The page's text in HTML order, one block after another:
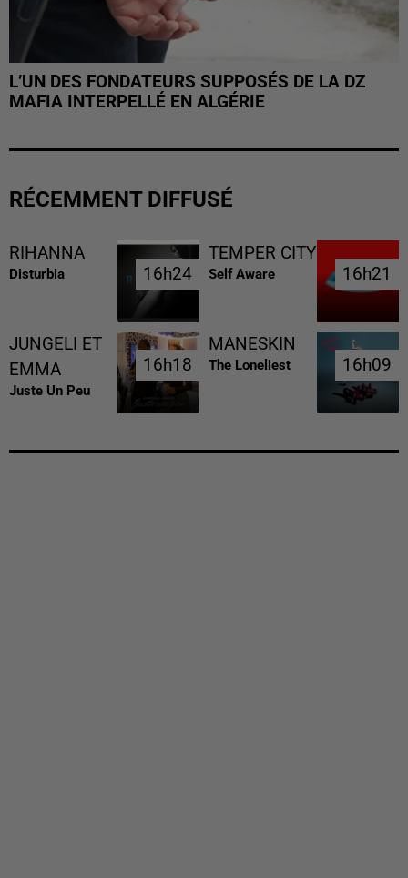
L’UN DES FONDATEURS SUPPOSÉS DE LA DZ
MAFIA INTERPELLÉ EN ALGÉRIE
RÉCEMMENT DIFFUSÉ
RIHANNA
Disturbia 16h24
16h24
TEMPER CITY
Self Aware 16h21
16h21
JUNGELI ET
EMMA
Juste Un Peu
16h18
16h18
MANESKIN
The Loneliest 16h09
16h09